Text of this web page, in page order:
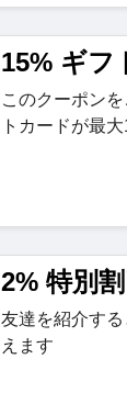
15% ギフ
このクーポン
トカードが最
2% 特別割
友達を紹介す
えます